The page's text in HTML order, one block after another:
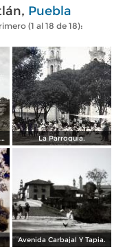
Puebla
(1 al 18 de 18):
Piedras encimadas en Zacatlán, Puebla La Parroquia.
Avenida Carbajal Y Tapia.